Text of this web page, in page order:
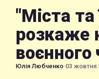
"Міста та
розкаже
воєнного
Юлія Любченко·03 жовтня